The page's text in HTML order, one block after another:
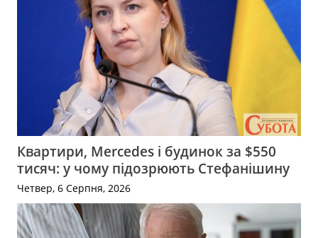
Квартири, Mercedes і будинок за $550
тисяч: у чому підозрюють Стефанішину
Четвер, 6 Серпня, 2026